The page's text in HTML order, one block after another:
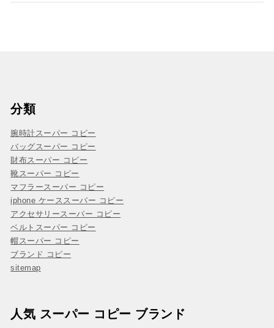
分類
腕時計スーパー コピー
バッグスーパー コピー
財布スーパー コピー
靴スーパー コピー
マフラースーパー コピー
iphone ケーススーパー コピー
アクセサリースーパー コピー
ベルトスーパー コピー
帽スーパー コピー
ブランド コピー
sitemap
人気 スーパー コピー ブランド